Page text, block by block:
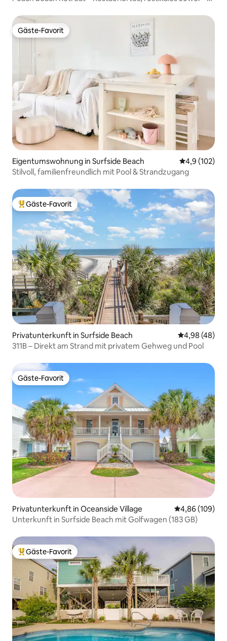
Gäste-Favorit
Gäste-Favorit
Eigentumswohnung in Surfside Beach
4,9 (102)
Stilvoll, familienfreundlich mit Pool & Strandzugang
Beliebter Gäste-Favorit.
Gäste-Favorit
Privatunterkunft in Surfside Beach
4,98 (48)
311B – Direkt am Strand mit privatem Gehweg und Pool
Gäste-Favorit
Gäste-Favorit
Privatunterkunft in Oceanside Village
4,86 (109)
Unterkunft in Surfside Beach mit Golfwagen (183 GB)
Beliebter Gäste-Favorit.
Gäste-Favorit